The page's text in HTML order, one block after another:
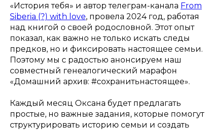
«История тебя» и автор телеграм-канала From
Siberia (?) with love, провела 2024 год, работая
над книгой о своей родословной. Этот опыт
показал, как важно не только искать следы
предков, но и фиксировать настоящее семьи.
Поэтому мы с радостью анонсируем наш
совместный генеалогический марафон
«Домашний архив: #сохранитьнастоящее».
Каждый месяц Оксана будет предлагать
простые, но важные задания, которые помогут
структурировать историю семьи и создать